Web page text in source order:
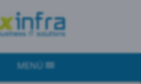
MENÜ